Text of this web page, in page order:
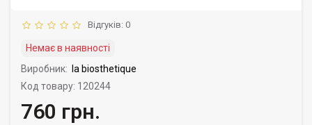
Відгуків: 0
Немає в наявності
Виробник:
la biosthetique
Код товару: 120244
760 грн.